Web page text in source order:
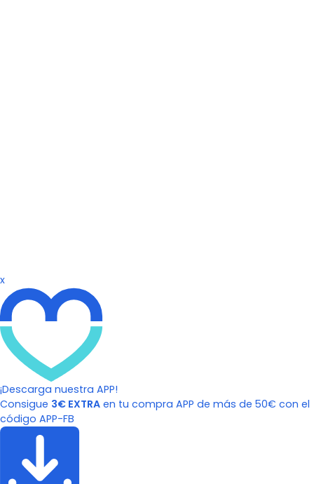
x
¡Descarga nuestra APP!
Consigue 3€ EXTRA en tu compra APP de más de 50€ con el
código APP-FB